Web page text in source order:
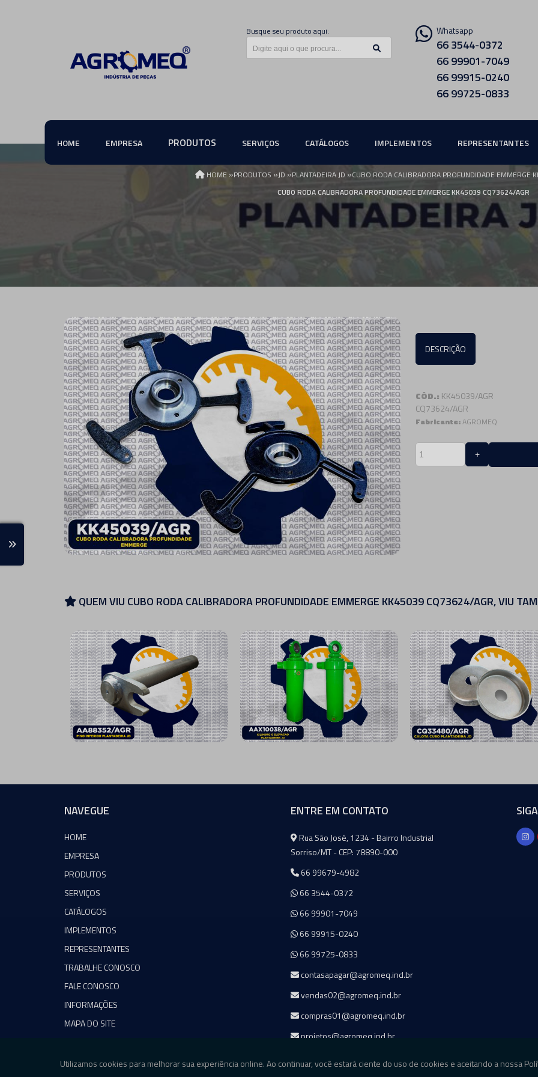
Busque seu produto aqui: Whatsapp
66 3544-0372
66 99901-7049
66 99915-0240
66 99725-0833
HOME EMPRESA PRODUTOS SERVIÇOS CATÁLOGOS IMPLEMENTOS REPRESENTANTES
HOME »PRODUTOS »JD »PLANTADEIRA JD »CUBO RODA CALIBRADORA PROFUNDIDADE
CUBO RODA CALIBRADORA PROFUNDIDADE EMMERGE KK45039 CQ73624/AGR
DESCRIÇÃO
CÓD.: KK45039/AGR
CQ73624/AGR
Fabricante:AGROMEQ
QUEM VIU CUBO RODA CALIBRADORA PROFUNDIDADE EMMERGE KK45039 CQ73624/AGR, VIU
NAVEGUE
HOME
EMPRESA
PRODUTOS
SERVIÇOS
CATÁLOGOS
IMPLEMENTOS
REPRESENTANTES
TRABALHE CONOSCO
FALE CONOSCO
INFORMAÇÕES
MAPA DO SITE
ENTRE EM CONTATO
Agromeq
Rua São José, 1234 - Bairro Industrial
Sorriso/MT - CEP: 78890-000
66 99679-4982
66 3544-0372
66 99901-7049
66 99915-0240
66 99725-0833
contasapagar@agromeq.ind.br
vendas02@agromeq.ind.br
compras01@agromeq.ind.br
projetos@agromeq.ind.br